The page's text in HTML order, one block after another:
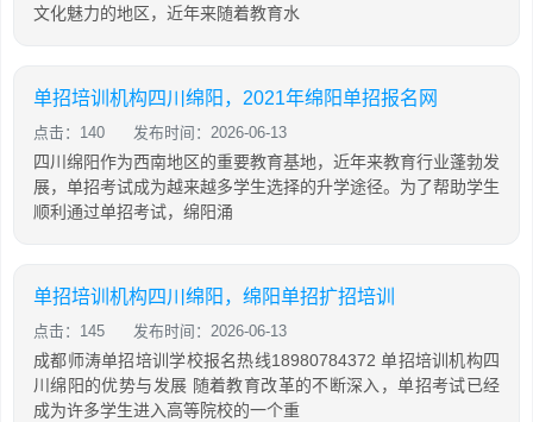
文化魅力的地区，近年来随着教育水
单招培训机构四川绵阳，2021年绵阳单招报名网
点击：140 发布时间：2026-06-13
四川绵阳作为西南地区的重要教育基地，近年来教育行业蓬勃发
展，单招考试成为越来越多学生选择的升学途径。为了帮助学生
顺利通过单招考试，绵阳涌
单招培训机构四川绵阳，绵阳单招扩招培训
点击：145 发布时间：2026-06-13
成都师涛单招培训学校报名热线18980784372 单招培训机构四
川绵阳的优势与发展 随着教育改革的不断深入，单招考试已经
成为许多学生进入高等院校的一个重